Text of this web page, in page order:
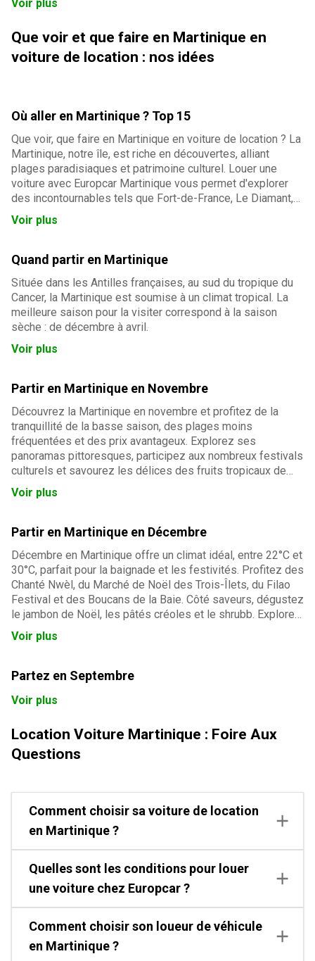
Voir plus
Que voir et que faire en Martinique en
voiture de location : nos idées
Où aller en Martinique ? Top 15
Que voir, que faire en Martinique en voiture de location ? La
Martinique, notre île, est riche en découvertes, alliant
plages paradisiaques et patrimoine culturel. Louer une
voiture avec Europcar Martinique vous permet d'explorer
des incontournables tels que Fort-de-France, Le Diamant,
ou Sainte-Anne. Profitez des plages, des randonnées, et
des événements festifs. N'oubliez pas de sortir des
Voir plus
Quand partir en Martinique
Située dans les Antilles françaises, au sud du tropique du
Cancer, la Martinique est soumise à un climat tropical. La
meilleure saison pour la visiter correspond à la saison
sèche : de décembre à avril.
Voir plus
Partir en Martinique en Novembre
Découvrez la Martinique en novembre et profitez de la
tranquillité de la basse saison, des plages moins
fréquentées et des prix avantageux. Explorez ses
panoramas pittoresques, participez aux nombreux festivals
culturels et savourez les délices des fruits tropicaux de
saison. Sous un climat agréable, laissez-vous charmer par
l'authenticité et la beauté de l'île aux fleurs.
Voir plus
Partir en Martinique en Décembre
Décembre en Martinique offre un climat idéal, entre 22°C et
30°C, parfait pour la baignade et les festivités. Profitez des
Chanté Nwèl, du Marché de Noël des Trois-Îlets, du Filao
Festival et des Boucans de la Baie. Côté saveurs, dégustez
le jambon de Noël, les pâtés créoles et le shrubb. Explorez
plages, randonnées et marchés locaux en toute liberté avec
une voiture Europcar Martinique.
Voir plus
Partez en Septembre
Voir plus
Location Voiture Martinique : Foire Aux
Questions
Comment choisir sa voiture de location
en Martinique ?
Quelles sont les conditions pour louer
une voiture chez Europcar ?
Comment choisir son loueur de véhicule
en Martinique ?